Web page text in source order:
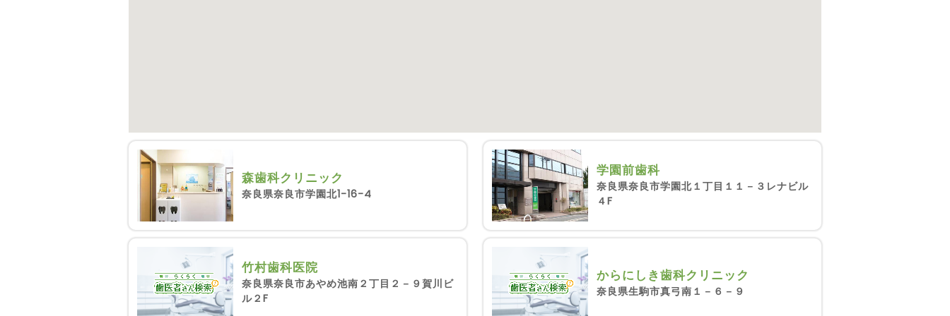
森歯科クリニック
奈良県奈良市学園北1-16-4
竹村歯科医院
奈良県奈良市あやめ池南２丁目２－９賀川ビ
ル２F
学園前歯科
奈良県奈良市学園北１丁目１１－３レナビル
４F
からにしき歯科クリニック
奈良県生駒市真弓南１－６－９